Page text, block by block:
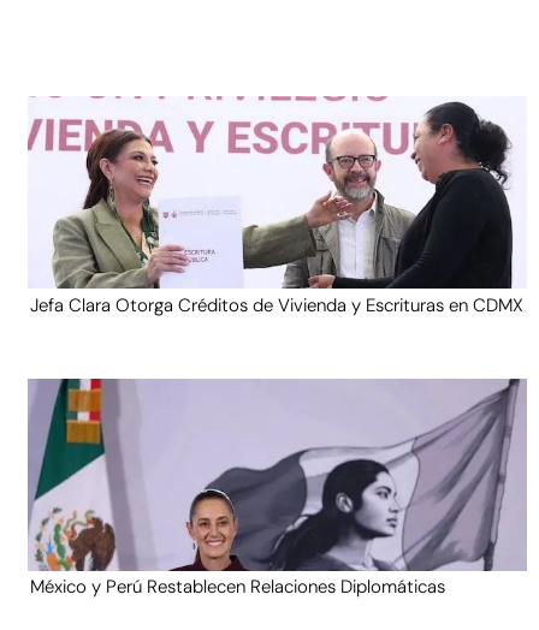
Jefa Clara Otorga Créditos de Vivienda y Escrituras en CDMX
México y Perú Restablecen Relaciones Diplomáticas